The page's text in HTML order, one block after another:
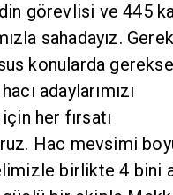
görevlisi ve 445
sahadayız.
konularda
adaylarımızı
her fırsatı
Hac mevsimi
birlikte 4 bini